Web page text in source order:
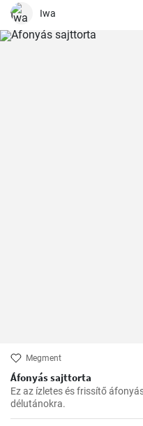
Iwa
Megment
Áfonyás sajttorta
Ez az ízletes és frissítő
délutánokra.